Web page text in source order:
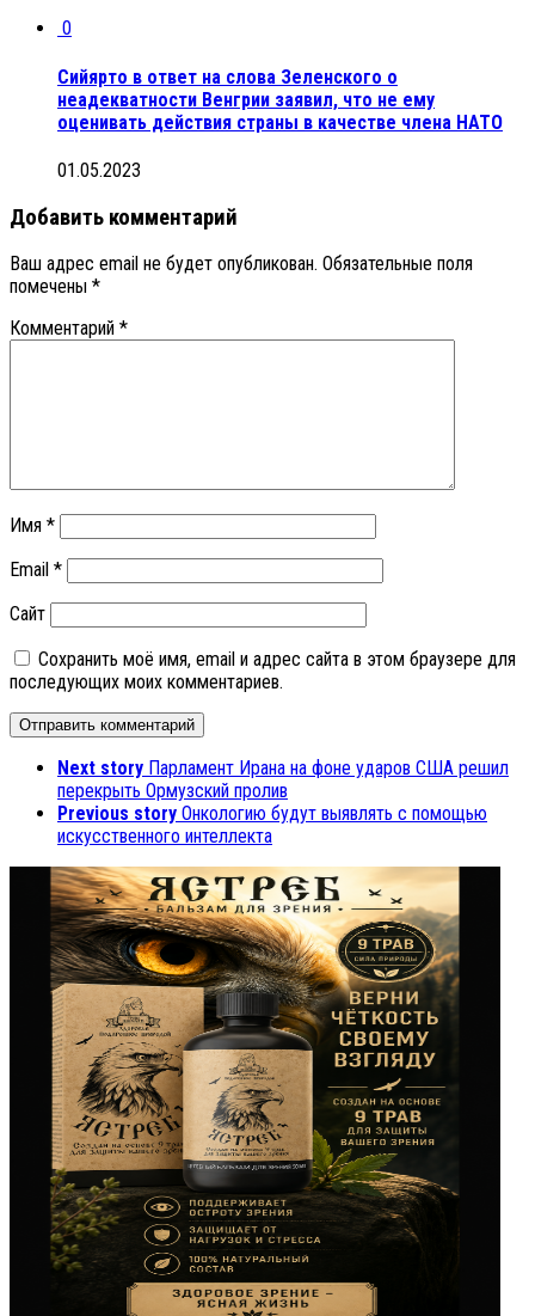
0
Сийярто в ответ на слова Зеленского о
неадекватности Венгрии заявил, что не ему
оценивать действия страны в качестве члена НАТО
01.05.2023
Добавить комментарий
Ваш адрес email не будет опубликован. Обязательные поля
помечены *
Комментарий *
Имя *
Email *
Сайт
Сохранить моё имя, email и адрес сайта в этом браузере для
последующих моих комментариев.
Next story Парламент Ирана на фоне ударов США решил
перекрыть Ормузский пролив
Previous story Онкологию будут выявлять с помощью
искусственного интеллекта